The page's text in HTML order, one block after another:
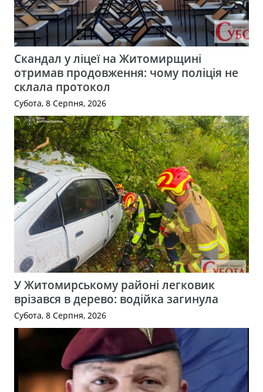
Скандал у ліцеї на Житомирщині
отримав продовження: чому поліція не
склала протокол
Субота, 8 Серпня, 2026
У Житомирському районі легковик
врізався в дерево: водійка загинула
Субота, 8 Серпня, 2026